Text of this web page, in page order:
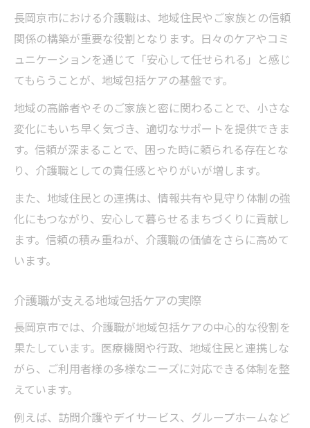
長岡京市における介護職は、地域住民やご家族との信頼
関係の構築が重要な役割となります。日々のケアやコミ
ュニケーションを通じて「安心して任せられる」と感じ
てもらうことが、地域包括ケアの基盤です。
地域の高齢者やそのご家族と密に関わることで、小さな
変化にもいち早く気づき、適切なサポートを提供できま
す。信頼が深まることで、困った時に頼られる存在とな
り、介護職としての責任感とやりがいが増します。
また、地域住民との連携は、情報共有や見守り体制の強
化にもつながり、安心して暮らせるまちづくりに貢献し
ます。信頼の積み重ねが、介護職の価値をさらに高めて
います。
介護職が支える地域包括ケアの実際
長岡京市では、介護職が地域包括ケアの中心的な役割を
果たしています。医療機関や行政、地域住民と連携しな
がら、ご利用者様の多様なニーズに対応できる体制を整
えています。
例えば、訪問介護やデイサービス、グループホームなど